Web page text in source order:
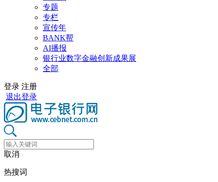
专题
专栏
宣传年
BANK帮
AI播报
银行业数字金融创新成果展
全部
登录 注册
退出登录
取消
热搜词